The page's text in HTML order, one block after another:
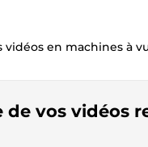
en machines à
de vos vidéos